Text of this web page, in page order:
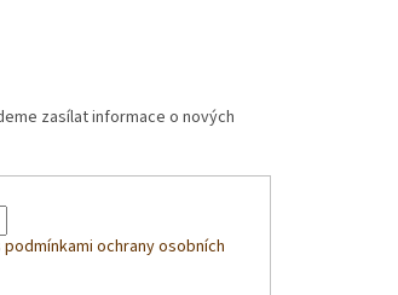
zasílat informace o nových
podmínkami ochrany osobních